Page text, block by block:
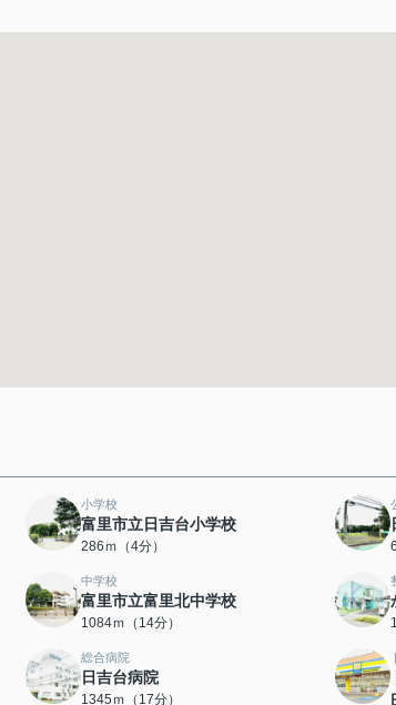
小学校
富里市立日吉台小学校
286ｍ（4分）
中学校
富里市立富里北中学校
1084ｍ（14分）
総合病院
日吉台病院
1345ｍ（17分）